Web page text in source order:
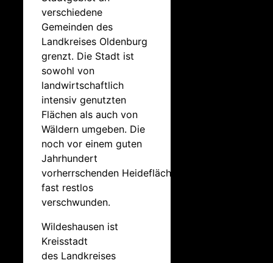
verschiedene
Gemeinden des
Landkreises Oldenburg
grenzt. Die Stadt ist
sowohl von
landwirtschaftlich
intensiv genutzten
Flächen als auch von
Wäldern umgeben. Die
noch vor einem guten
Jahrhundert
vorherrschenden Heideflächen sind
fast restlos
verschwunden.
Wildeshausen ist
Kreisstadt
des Landkreises